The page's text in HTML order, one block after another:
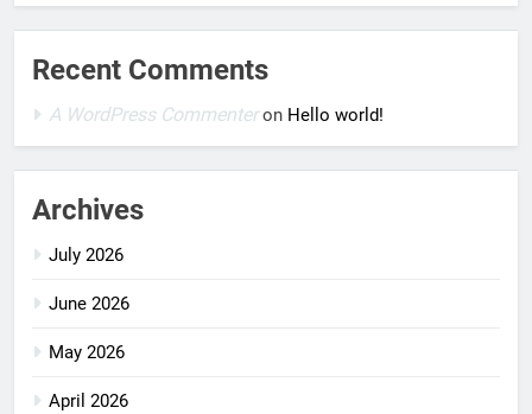
Recent Comments
A WordPress Commenteron Hello world!
Archives
July 2026
June 2026
May 2026
April 2026